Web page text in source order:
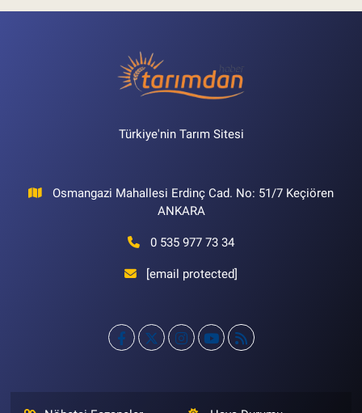
Türkiye'nin Tarım Sitesi
Osmangazi Mahallesi Erdinç Cad. No: 51/7 Keçiören
ANKARA
0 535 977 73 34
[email protected]